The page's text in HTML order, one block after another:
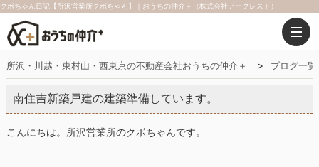
クボちゃん日記【所沢営業所クボちゃん】｜おうちの仲介＋（株式会社アークレスト）
所沢・川越・東村山・西東京の不動産会社おうちの仲介＋ ブログ一覧
南住吉新築戸建の建築準備しています。
こんにちは。所沢営業所のクボちゃんです。